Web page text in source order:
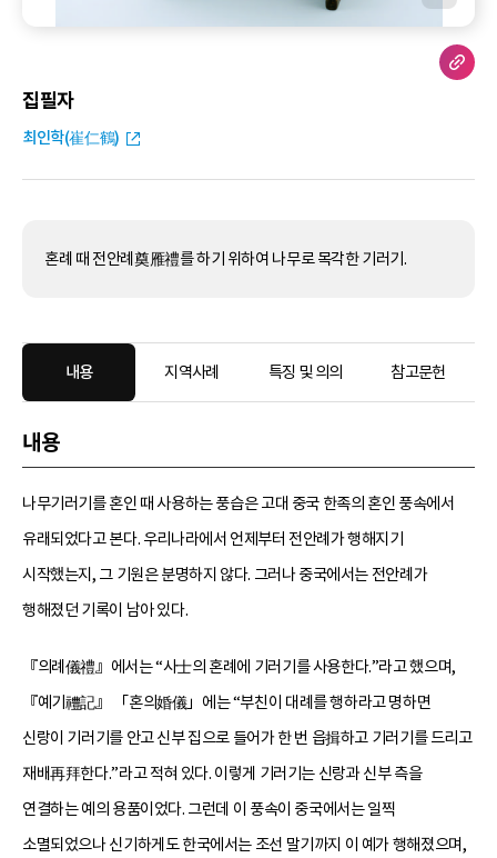
집필자
최인학(崔仁鶴)
혼례 때 전안례奠雁禮를 하기 위하여 나무로 목각한 기러기.
내용 지역사례 특징 및 의의 참고문헌
내용
나무기러기를 혼인 때 사용하는 풍습은 고대 중국 한족의 혼인 풍속에서
유래되었다고 본다. 우리나라에서 언제부터 전안례가 행해지기
시작했는지, 그 기원은 분명하지 않다. 그러나 중국에서는 전안례가
행해졌던 기록이 남아 있다.
『의례儀禮』에서는 “사士의 혼례에 기러기를 사용한다.”라고 했으며,
『예기禮記』 「혼의婚儀」에는 “부친이 대례를 행하라고 명하면
신랑이 기러기를 안고 신부 집으로 들어가 한 번 읍揖하고 기러기를 드리고
재배再拜한다.”라고 적혀 있다. 이렇게 기러기는 신랑과 신부 측을
연결하는 예의 용품이었다. 그런데 이 풍속이 중국에서는 일찍
소멸되었으나 신기하게도 한국에서는 조선 말기까지 이 예가 행해졌으며,